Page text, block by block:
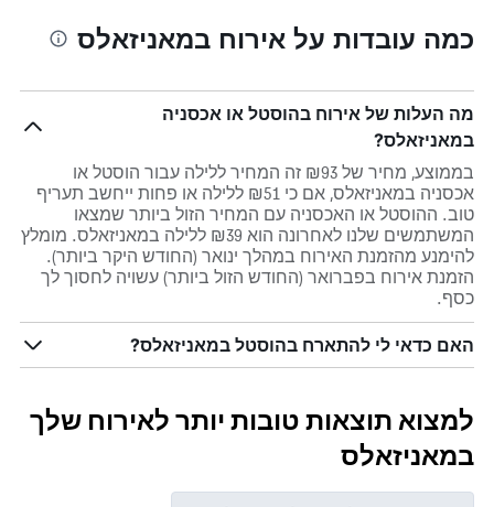
כמה עובדות על אירוח במאניזאלס
מה העלות של אירוח בהוסטל או אכסניה
במאניזאלס?
בממוצע, מחיר של ₪93 זה המחיר ללילה עבור הוסטל או
אכסניה במאניזאלס, אם כי ₪51 ללילה או פחות ייחשב תעריף
טוב. ההוסטל או האכסניה עם המחיר הזול ביותר שמצאו
המשתמשים שלנו לאחרונה הוא ₪39 ללילה במאניזאלס. מומלץ
להימנע מהזמנת האירוח במהלך ינואר (החודש היקר ביותר).
הזמנת אירוח בפברואר (החודש הזול ביותר) עשויה לחסוך לך
כסף.
האם כדאי לי להתארח בהוסטל במאניזאלס?
למצוא תוצאות טובות יותר לאירוח שלך
במאניזאלס